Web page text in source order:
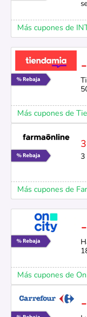
Más cupones de
Más cupones de
3
Más cupones de
Más cupones de